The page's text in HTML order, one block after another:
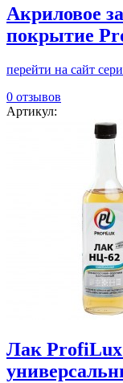
Акриловое
покрытие
перейти на сайт
0 отзывов
Артикул:
Лак